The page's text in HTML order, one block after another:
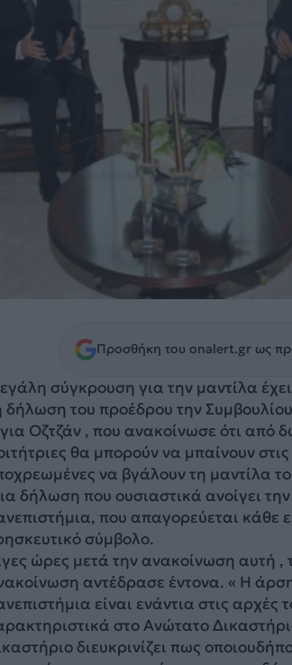
Προσθήκη του onalert.gr ως
σύγκρουση για την μαντίλα
δήλωση του προέδρου την
Οζτζάν , που ανακοίνωσε ότι από
θα μπορούν να μπαίνουν
να βγάλουν τη μαντίλα
δήλωση που ουσιαστικά ανοίγει
που απαγορεύεται κάθε
σύμβολο.
ώρες μετά την ανακοίνωση αυτή
αντέδρασε έντονα. « Η
είναι ενάντια στις αρχές
στο Ανώτατο
διευκρινίζει πως